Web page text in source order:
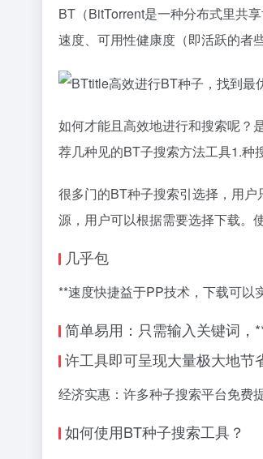
BT（BitTorrent是一种分布式里共
速度、可用性健康度（即活跃的者
如何才能且高效地进行和搜索呢？
荐几种见的BT子搜索方法工具1.种
很多门的BT种子搜索引选择，用
源，用户可以根据需要选择下载。
几乎包
**速度快捷益于PP技术，下载可以
简单易用：只需输入关键词，
许工具即可呈现大量极大地节
经济实惠：许多种子搜索平台免费
如何使用BT种子搜索工具？